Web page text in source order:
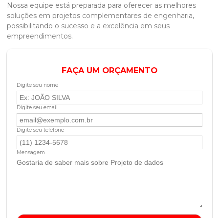
Nossa equipe está preparada para oferecer as melhores
soluções em projetos complementares de engenharia,
possibilitando o sucesso e a excelência em seus
empreendimentos.
FAÇA UM ORÇAMENTO
Digite seu nome
Digite seu email
Digite seu telefone
Mensagem